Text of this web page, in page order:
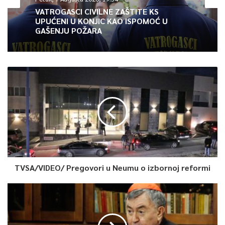
– Vlast koja je neodgovorna i koja pljačka i krade od svoga
naroda u vrijeme pandemije mora što prije da ode kako bi se
nastavio normalan život. Republici Srpskoj treba vlast koja će
ovaj narod ka ekonomskom prosperitetu i boljem životu što je
jedan od glavnih ciljeva politike Srpske demokratske stranke –
zaključio je Šarović.
0
Article Rating
VATROGASCI CIVILNE ZAŠTITE KS
UPUĆENI U KONJIC KAO ISPOMOĆ U
GAŠENJU POŽARA
TVSA/VIDEO/ Pregovori u Neumu o izbornoj reformi